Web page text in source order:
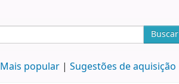
Buscar
Mais popular Sugestões de aquisição